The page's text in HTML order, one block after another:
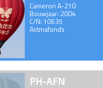
Cameron A-210
Bouwjaar: 2004
C/N: 10635
Astmafonds
PH-AFN